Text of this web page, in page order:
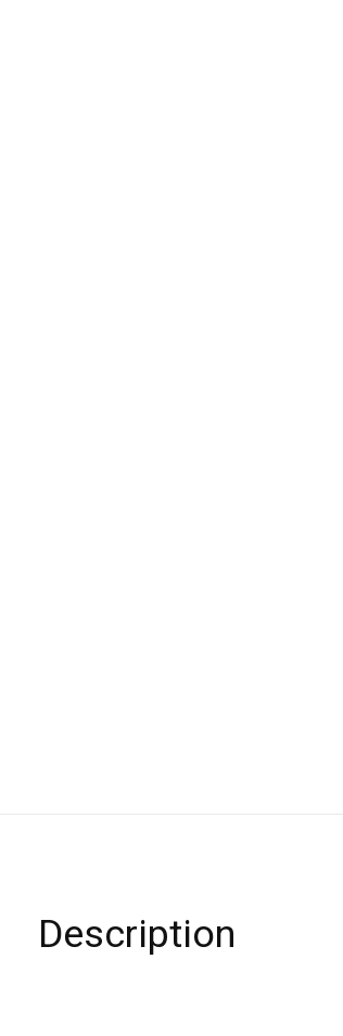
Description